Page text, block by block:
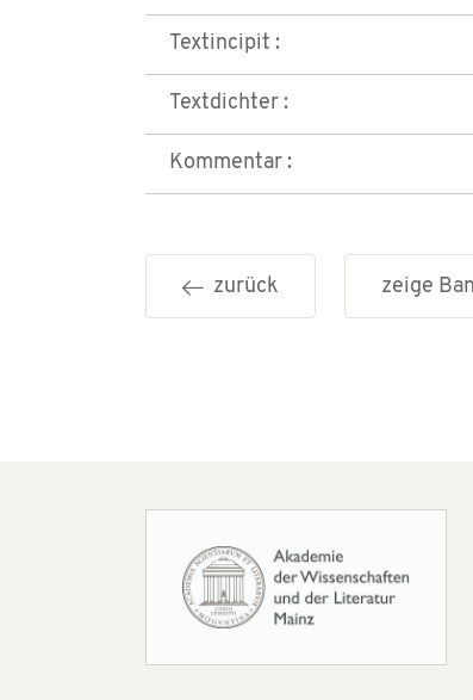
Textincipit :
Textdichter :
Kommentar :
zurück zeige